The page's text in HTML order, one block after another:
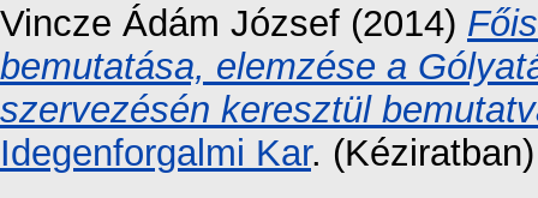
Vincze Ádám József (2014)
bemutatása, elemzése a
szervezésén keresztül
Idegenforgalmi Kar. (Kéziratban)